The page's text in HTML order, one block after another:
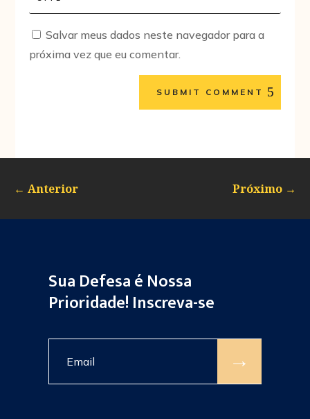
Salvar meus dados neste navegador para a
próxima vez que eu comentar.
SUBMIT COMMENT
← Anterior Próximo →
Sua Defesa é Nossa
Prioridade! Inscreva-se
→